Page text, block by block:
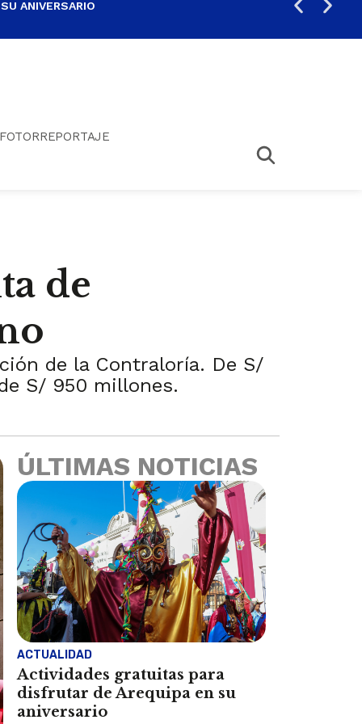
ANIVERSARIO
de
de la Contraloría. De S/
S/ 950 millones.
ÚLTIMAS NOTICIAS
ACTUALIDAD
Actividades gratuitas para
disfrutar de Arequipa en su
aniversario